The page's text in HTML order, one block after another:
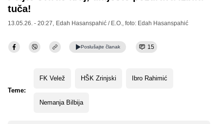
tuča!
13.05.26. - 20:27, Edah Hasanspahić / E.O. , foto: Edah Hasanspahić
Poslušajte članak 15
Teme:
FK Velež HŠK Zrinjski Ibro Rahimić
Nemanja Bilbija